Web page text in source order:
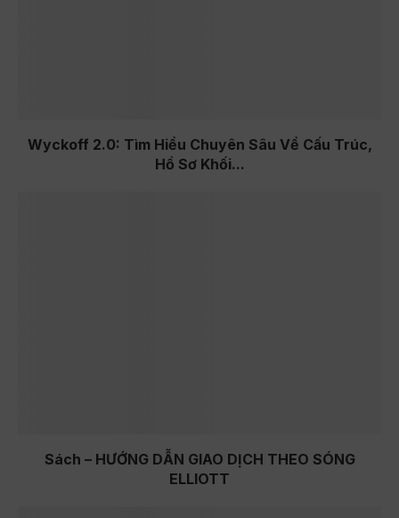
Wyckoff 2.0: Tìm Hiểu Chuyên Sâu Về Cấu Trúc,
Hồ Sơ Khối...
Sách – HƯỚNG DẪN GIAO DỊCH THEO SÓNG
ELLIOTT